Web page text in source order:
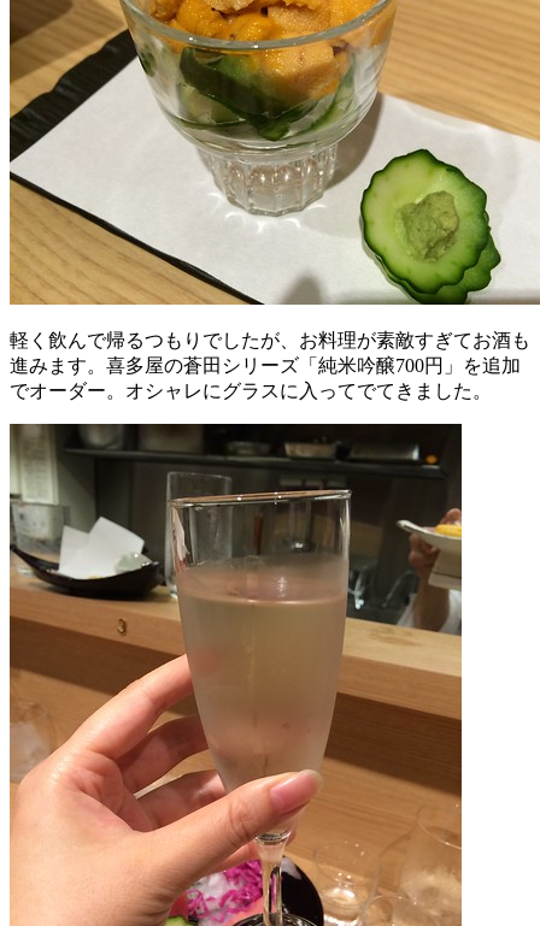
軽く飲んで帰るつもりでしたが、お料理が素敵すぎてお酒も
進みます。喜多屋の蒼田シリーズ「純米吟醸700円」を追加
でオーダー。オシャレにグラスに入ってでてきました。